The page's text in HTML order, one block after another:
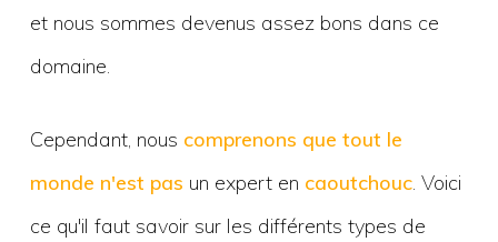
et nous sommes devenus assez bons dans ce
domaine.
Cependant, nous comprenons que tout le
monde n'est pas un expert en caoutchouc. Voici
ce qu'il faut savoir sur les différents types de